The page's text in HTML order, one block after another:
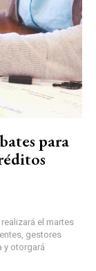
para
el martes
gestores
y otorgará